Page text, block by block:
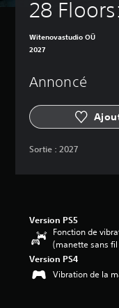
28
Witenovastudio OÜ
2027
Annoncé
Sortie : 2027
Version PS5
Fonction de
(manette sans fil
Version PS4
Vibration de la